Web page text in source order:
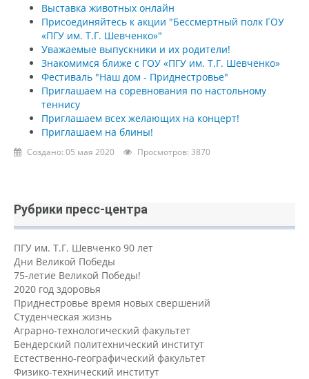
Выставка животных онлайн
Присоединяйтесь к акции "Бессмертный полк ГОУ
«ПГУ им. Т.Г. Шевченко»"
Уважаемые выпускники и их родители!
Знакомимся ближе с ГОУ «ПГУ им. Т.Г. Шевченко»
Фестиваль "Наш дом - Приднестровье"
Приглашаем на соревнования по настольному
теннису
Приглашаем всех желающих на концерт!
Приглашаем на блины!
Создано: 05 мая 2020 Просмотров: 3870
Рубрики пресс-центра
ПГУ им. Т.Г. Шевченко 90 лет
Дни Великой Победы
75-летие Великой Победы!
2020 год здоровья
Приднестровье время новых свершений
Студенческая жизнь
Аграрно-технологический факультет
Бендерский политехнический институт
Естественно-географический факультет
Физико-технический институт